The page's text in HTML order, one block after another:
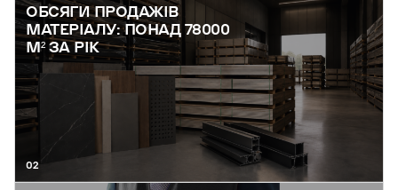
ОБСЯГИ ПРОДАЖІВ
МАТЕРІАЛУ: ПОНАД 78000
М² ЗА РІК
02